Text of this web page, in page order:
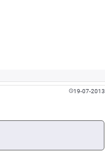
19-07-2013